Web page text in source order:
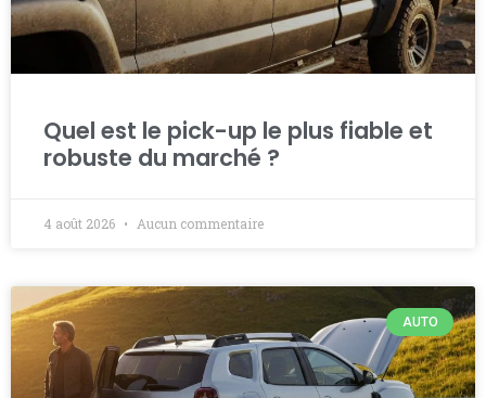
Quel est le pick-up le plus fiable et
robuste du marché ?
4 août 2026 Aucun commentaire
AUTO